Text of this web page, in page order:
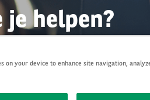
je helpen?
on your device to enhance site navigation,